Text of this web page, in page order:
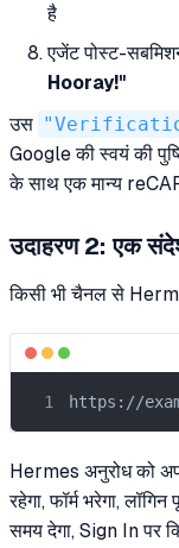
है
एजेंट पोस्ट-
Hooray!"
उस
Google की स्वयं की
के साथ एक मान्य
उदाहरण 2: एक
किसी भी चैनल से
https://
Hermes अनुरोध को
रहेगा, फॉर्म भरेगा,
समय देगा, Sign In पर